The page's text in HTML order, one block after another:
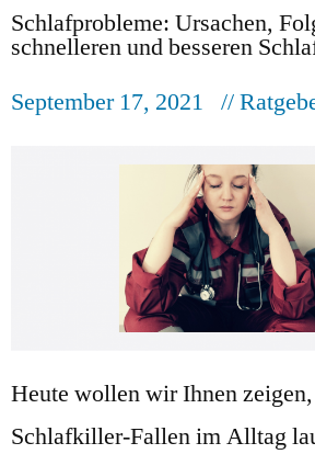
Schlafprobleme: Ursachen,
schnelleren und besseren
September 17, 2021
//
Heute wollen wir Ihnen
Schlafkiller-Fallen im Alltag